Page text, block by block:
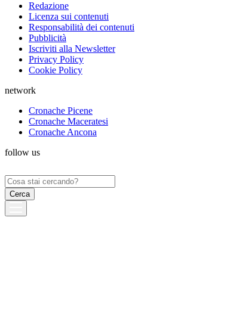
Redazione
Licenza sui contenuti
Responsabilità dei contenuti
Pubblicità
Iscriviti alla Newsletter
Privacy Policy
Cookie Policy
network
Cronache Picene
Cronache Maceratesi
Cronache Ancona
follow us
Ricerca
per: